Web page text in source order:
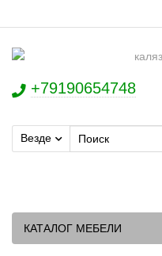
+79190654748
Везде
КАТАЛОГ МЕБЕЛИ